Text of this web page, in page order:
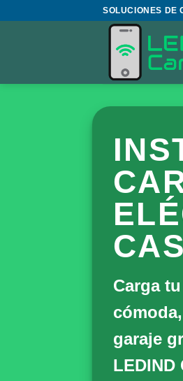
SOLUCIONES DE
Carga
garaje
LEDIND